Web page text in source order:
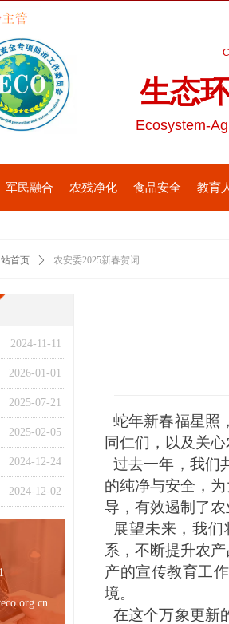
军民融合 农残净化 食品安全 教育
生态
Ecosystem-
站首页 ꄲ 农安委2025新春贺词
蛇年新春福星照
同仁们，以及关
过去一年，我们
的纯净与安全，
导，有效遏制了
展望未来，我们
系，不断提升农
产的宣传教育工
境。
在这个万象更新
2024-11-11
2026-01-01
2025-07-21
2025-02-05
2024-12-24
2024-12-02